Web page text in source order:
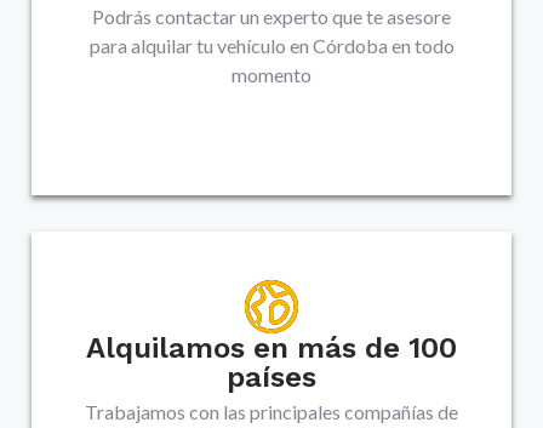
Podrás contactar un experto que te asesore
para alquilar tu vehículo en Córdoba en todo
momento
Alquilamos en más de 100
países
Trabajamos con las principales compañías de